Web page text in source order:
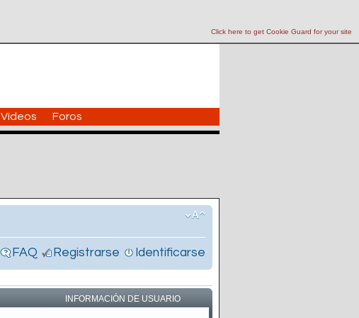
Click here to get Cookie Guard for your site
Vídeos Foros
FAQ Registrarse Identificarse
INFORMACIÓN DE USUARIO